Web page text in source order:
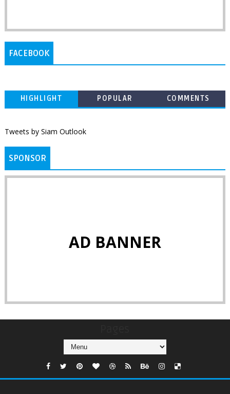
FACEBOOK
HIGHLIGHT POPULAR COMMENTS
Tweets by Siam Outlook
SPONSOR
AD BANNER